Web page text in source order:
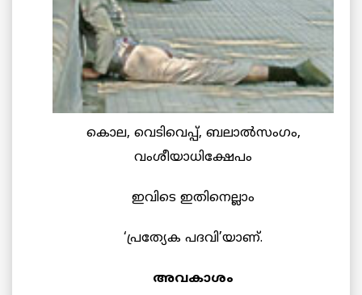
കൊല, വെടിവെപ്പ്, ബലാല്‍സംഗം,
വംശീയാധിക്ഷേപം
ഇവിടെ ഇതിനെല്ലാം
‘പ്രത്യേക പദവി’യാണ്.
അവകാശം